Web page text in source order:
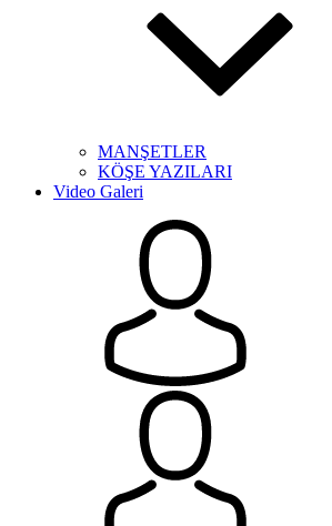
MANŞETLER
KÖŞE YAZILARI
Video Galeri